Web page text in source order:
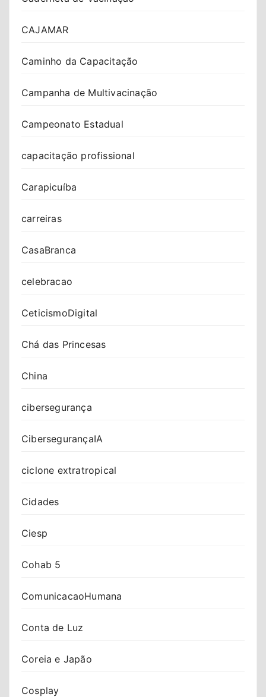
CAJAMAR
Caminho da Capacitação
Campanha de Multivacinação
Campeonato Estadual
capacitação profissional
Carapicuíba
carreiras
CasaBranca
celebracao
CeticismoDigital
Chá das Princesas
China
cibersegurança
CibersegurançaIA
ciclone extratropical
Cidades
Ciesp
Cohab 5
ComunicacaoHumana
Conta de Luz
Coreia e Japão
Cosplay